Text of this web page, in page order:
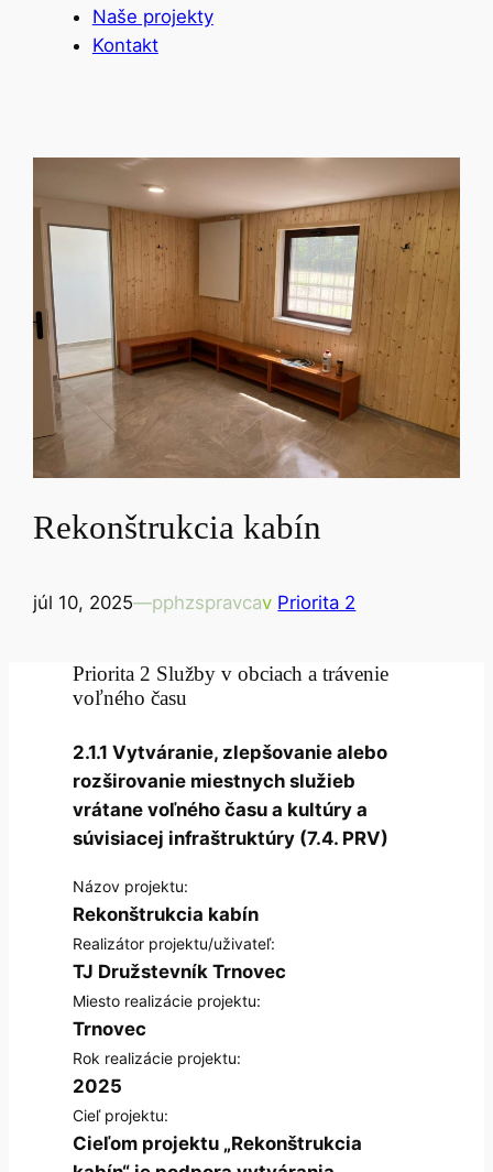
Naše projekty
Kontakt
Rekonštrukcia kabín
júl 10, 2025—pphzspravcav Priorita 2
Priorita 2 Služby v obciach a trávenie
voľného času
2.1.1 Vytváranie, zlepšovanie alebo
rozširovanie miestnych služieb
vrátane voľného času a kultúry a
súvisiacej infraštruktúry (7.4. PRV)
Názov projektu:
Rekonštrukcia kabín
Realizátor projektu/uživateľ:
TJ Družstevník Trnovec
Miesto realizácie projektu:
Trnovec
Rok realizácie projektu:
2025
Cieľ projektu:
Cieľom projektu „Rekonštrukcia